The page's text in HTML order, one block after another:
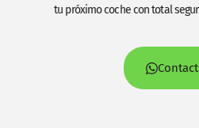
tu próximo coche con total